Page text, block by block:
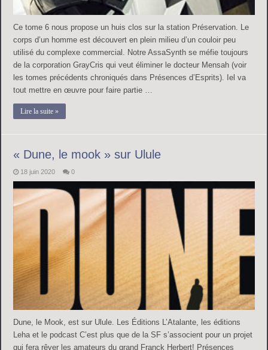
Ce tome 6 nous propose un huis clos sur la station Préservation. Le
corps d’un homme est découvert en plein milieu d’un couloir peu
utilisé du complexe commercial. Notre AssaSynth se méfie toujours
de la corporation GrayCris qui veut éliminer le docteur Mensah (voir
les tomes précédents chroniqués dans Présences d’Esprits). Iel va
tout mettre en œuvre pour faire partie …
Lire la suite »
« Dune, le mook » sur Ulule
18 juin 2020 0
Dune, le Mook, est sur Ulule. Les Éditions L’Atalante, les éditions
Leha et le podcast C’est plus que de la SF s’associent pour un projet
qui fera rêver les amateurs du grand Franck Herbert! Présences